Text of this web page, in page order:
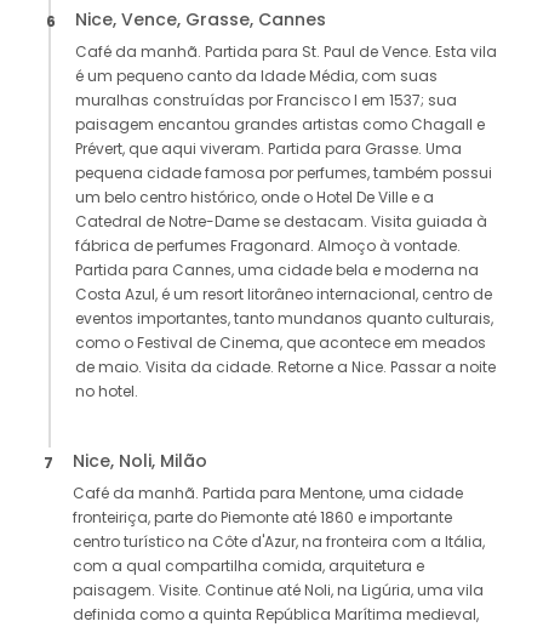
6 Nice, Vence, Grasse, Cannes
Café da manhã. Partida para St. Paul de Vence. Esta vila
é um pequeno canto da Idade Média, com suas
muralhas construídas por Francisco I em 1537; sua
paisagem encantou grandes artistas como Chagall e
Prévert, que aqui viveram. Partida para Grasse. Uma
pequena cidade famosa por perfumes, também possui
um belo centro histórico, onde o Hotel De Ville e a
Catedral de Notre-Dame se destacam. Visita guiada à
fábrica de perfumes Fragonard. Almoço à vontade.
Partida para Cannes, uma cidade bela e moderna na
Costa Azul, é um resort litorâneo internacional, centro de
eventos importantes, tanto mundanos quanto culturais,
como o Festival de Cinema, que acontece em meados
de maio. Visita da cidade. Retorne a Nice. Passar a noite
no hotel.
7 Nice, Noli, Milão
Café da manhã. Partida para Mentone, uma cidade
fronteiriça, parte do Piemonte até 1860 e importante
centro turístico na Côte d'Azur, na fronteira com a Itália,
com a qual compartilha comida, arquitetura e
paisagem. Visite. Continue até Noli, na Ligúria, uma vila
definida como a quinta República Marítima medieval,